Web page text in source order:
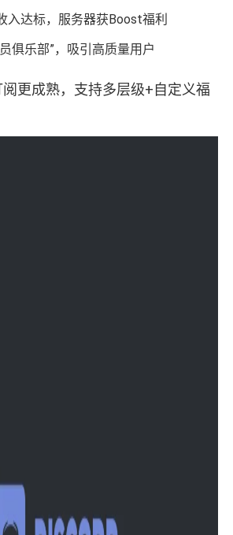
入达标，服务器获Boost福利
俱乐部”，吸引高质量用户
更成熟，支持多层级+自定义福